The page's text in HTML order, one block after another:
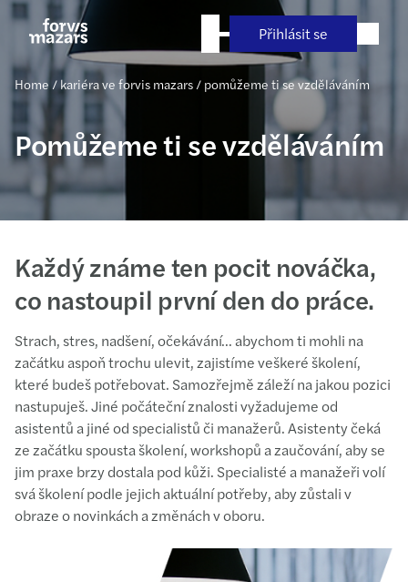
Přejít
Přihlásit se
Home / kariéra ve forvis mazars / pomůžeme ti se vzděláváním
Pomůžeme ti se vzděláváním
Každý známe ten pocit nováčka,
co nastoupil první den do práce.
Strach, stres, nadšení, očekávání… abychom ti mohli na
začátku aspoň trochu ulevit, zajistíme veškeré školení,
které budeš potřebovat. Samozřejmě záleží na jakou pozici
nastupuješ. Jiné počáteční znalosti vyžadujeme od
asistentů a jiné od specialistů či manažerů. Asistenty čeká
ze začátku spousta školení, workshopů a zaučování, aby se
jim praxe brzy dostala pod kůži. Specialisté a manažeři volí
svá školení podle jejich aktuální potřeby, aby zůstali v
obraze o novinkách a změnách v oboru.